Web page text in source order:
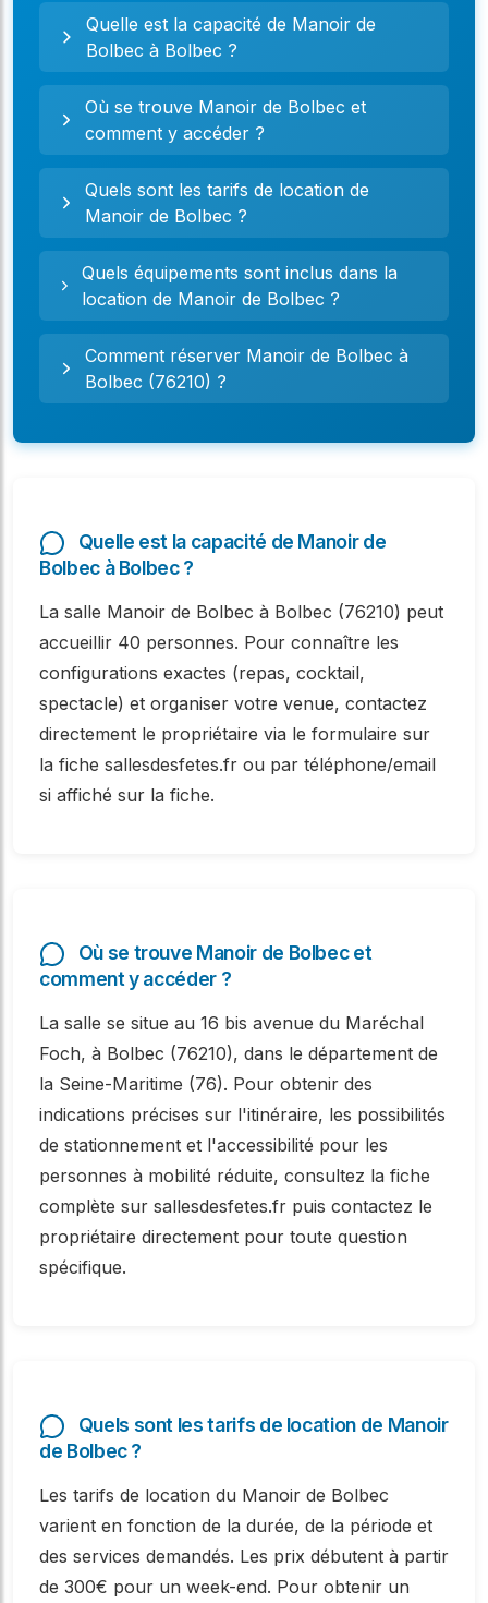
Quelle est la capacité de Manoir de
Bolbec à Bolbec ?
Où se trouve Manoir de Bolbec et
comment y accéder ?
Quels sont les tarifs de location de
Manoir de Bolbec ?
Quels équipements sont inclus dans la
location de Manoir de Bolbec ?
Comment réserver Manoir de Bolbec à
Bolbec (76210) ?
Quelle est la capacité de Manoir de
Bolbec à Bolbec ?
La salle Manoir de Bolbec à Bolbec (76210) peut
accueillir 40 personnes. Pour connaître les
configurations exactes (repas, cocktail,
spectacle) et organiser votre venue, contactez
directement le propriétaire via le formulaire sur
la fiche sallesdesfetes.fr ou par téléphone/email
si affiché sur la fiche.
Où se trouve Manoir de Bolbec et
comment y accéder ?
La salle se situe au 16 bis avenue du Maréchal
Foch, à Bolbec (76210), dans le département de
la Seine-Maritime (76). Pour obtenir des
indications précises sur l'itinéraire, les possibilités
de stationnement et l'accessibilité pour les
personnes à mobilité réduite, consultez la fiche
complète sur sallesdesfetes.fr puis contactez le
propriétaire directement pour toute question
spécifique.
Quels sont les tarifs de location de Manoir
de Bolbec ?
Les tarifs de location du Manoir de Bolbec
varient en fonction de la durée, de la période et
des services demandés. Les prix débutent à partir
de 300€ pour un week-end. Pour obtenir un